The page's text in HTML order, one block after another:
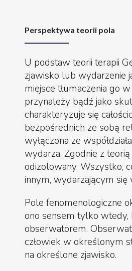
Perspektywa teorii pola
U podstaw teorii terapii
zjawisko lub wydarzenie
miejsce tłumaczenia go
przynależy bądź jako
charakteryzuje się
bezpośrednich ze sobą
wyłączona ze
wydarza. Zgodnie z
odizolowany. Wszystko,
innym, wydarzającym się
Pole fenomenologiczne
ono sensem tylko wtedy,
obserwatorem.
człowiek w określonym
na określone zjawisko.